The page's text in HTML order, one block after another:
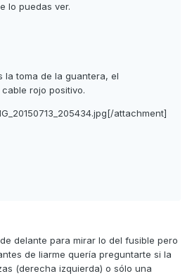
lo puedas ver.
la toma de la guantera, el
rojo positivo.
attachment]
delante para mirar lo del fusible pero
de liarme quería preguntarte si la
(derecha izquierda) o sólo una